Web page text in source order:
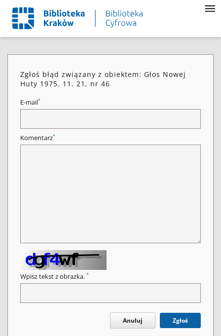
Zgłoś błąd związany z obiektem: Głos Nowej
Huty 1975. 11. 21, nr 46
E-mail*
Komentarz*
Wpisz tekst z obrazka. *
Anuluj Zgłoś